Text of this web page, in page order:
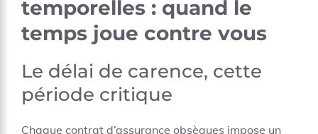
temporelles : quand le
temps joue contre vous
Le délai de carence, cette
période critique
Chaque contrat d’assurance obsèques impose un